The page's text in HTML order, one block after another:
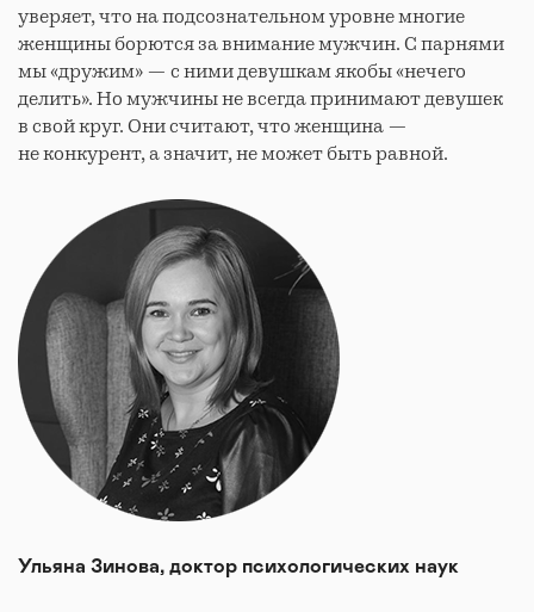
уверяет, что на подсознательном уровне многие
женщины борются за внимание мужчин. С парнями
мы «дружим» — с ними девушкам якобы «нечего
делить». Но мужчины не всегда принимают девушек
в свой круг. Они считают, что женщина —
не конкурент, а значит, не может быть равной.
Ульяна Зинова, доктор психологических наук